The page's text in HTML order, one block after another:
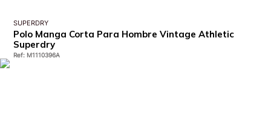
SUPERDRY
Polo Manga Corta Para Hombre Vintage Athletic
Superdry
Ref: M1110396A